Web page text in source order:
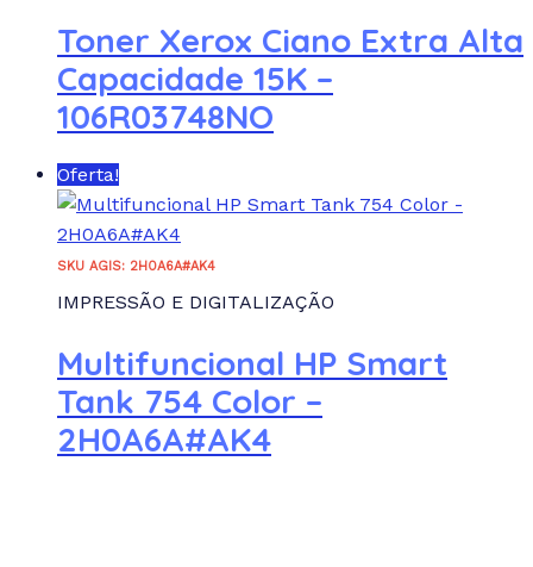
Toner Xerox Ciano Extra Alta
Capacidade 15K –
106R03748NO
Oferta!
SKU AGIS: 2H0A6A#AK4
IMPRESSÃO E DIGITALIZAÇÃO
Multifuncional HP Smart
Tank 754 Color –
2H0A6A#AK4